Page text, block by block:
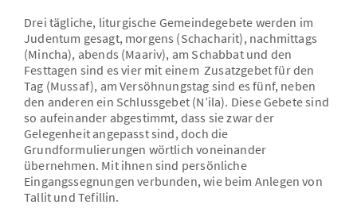
Drei tägliche, liturgische Gemeindegebete werden im
Judentum gesagt, morgens (Schacharit), nachmittags
(Mincha), abends (Maariv), am Schabbat und den
Festtagen sind es vier mit einem Zusatzgebet für den
Tag (Mussaf), am Versöhnungstag sind es fünf, neben
den anderen ein Schlussgebet (N’ila). Diese Gebete sind
so aufeinander abgestimmt, dass sie zwar der
Gelegenheit angepasst sind, doch die
Grundformulierungen wörtlich voneinander
übernehmen. Mit ihnen sind persönliche
Eingangssegnungen verbunden, wie beim Anlegen von
Tallit und Tefillin.